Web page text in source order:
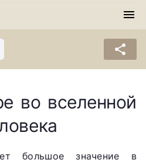
menu
share
во вселенной
большое значение в